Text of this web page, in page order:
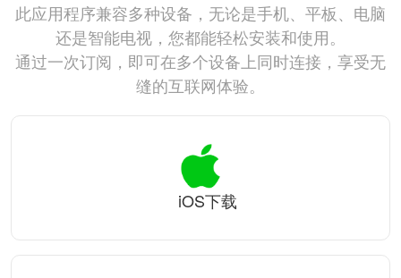
此应用程序兼容多种设备，无论是手机、平板、电脑
还是智能电视，您都能轻松安装和使用。
通过一次订阅，即可在多个设备上同时连接，享受无
缝的互联网体验。
iOS下载